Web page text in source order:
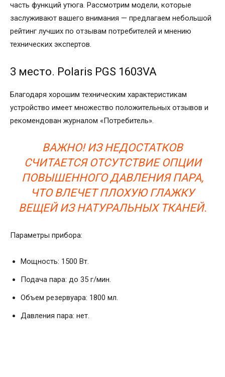
часть функций утюга. Рассмотрим модели, которые
заслуживают вашего внимания — предлагаем небольшой
рейтинг лучших по отзывам потребителей и мнению
технических экспертов.
3 место. Polaris PGS 1603VA
Благодаря хорошим техническим характеристикам
устройство имеет множество положительных отзывов и
рекомендован журналом «Потребитель».
ВАЖНО! ИЗ НЕДОСТАТКОВ
СЧИТАЕТСЯ ОТСУТСТВИЕ ОПЦИИ
ПОВЫШЕННОГО ДАВЛЕНИЯ ПАРА,
ЧТО ВЛЕЧЕТ ПЛОХУЮ ГЛАЖКУ
ВЕЩЕЙ ИЗ НАТУРАЛЬНЫХ ТКАНЕЙ.
Параметры прибора:
Мощность: 1500 Вт.
Подача пара: до 35 г/мин.
Объем резервуара: 1800 мл.
Давления пара: нет.